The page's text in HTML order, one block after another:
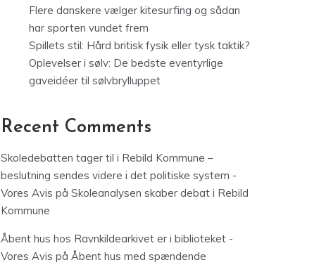
Flere danskere vælger kitesurfing og sådan
har sporten vundet frem
Spillets stil: Hård britisk fysik eller tysk taktik?
Oplevelser i sølv: De bedste eventyrlige
gaveidéer til sølvbrylluppet
Recent Comments
Skoledebatten tager til i Rebild Kommune –
beslutning sendes videre i det politiske system -
Vores Avis på Skoleanalysen skaber debat i Rebild
Kommune
Åbent hus hos Ravnkildearkivet er i biblioteket -
Vores Avis på Åbent hus med spændende